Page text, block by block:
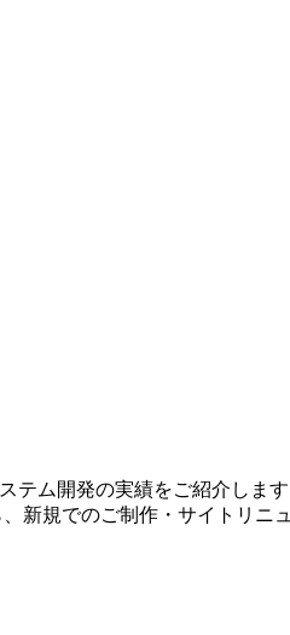
テム開発の実績をご紹介します
新規でのご制作・サイトリニ